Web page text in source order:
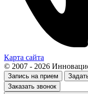
Карта сайта
© 2007 - 2026
Запись на прием
Заказать звонок